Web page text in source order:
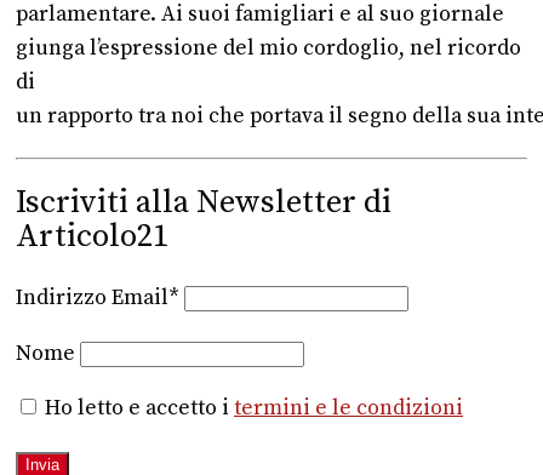
parlamentare. Ai suoi famigliari e al suo giornale
giunga l’espressione del mio cordoglio, nel ricordo
di
un rapporto tra noi che portava il segno della sua
Iscriviti alla Newsletter di
Articolo21
Indirizzo Email*
Nome
Ho letto e accetto i termini e le condizioni